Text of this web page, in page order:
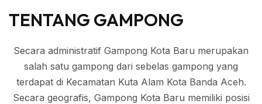
TENTANG GAMPONG
Secara administratif Gampong Kota Baru merupakan
salah satu gampong dari sebelas gampong yang
terdapat di Kecamatan Kuta Alam Kota Banda Aceh.
Secara geografis, Gampong Kota Baru memiliki posisi